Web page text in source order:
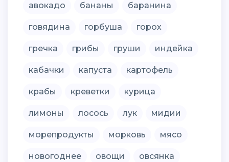
авокадо бананы баранина
говядина горбуша горох
гречка грибы груши индейка
кабачки капуста картофель
крабы креветки курица
лимоны лосось лук мидии
морепродукты морковь мясо
новогоднее овощи овсянка